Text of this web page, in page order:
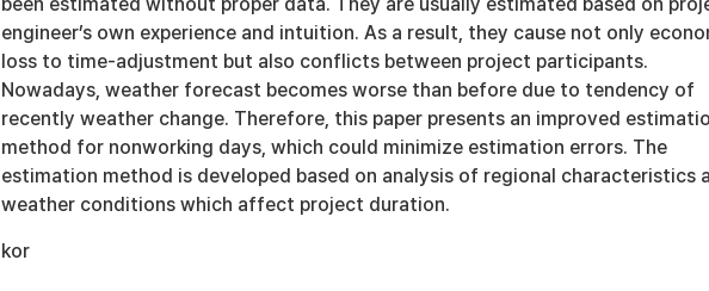
engineer’s own experience and intuition. As a result, they cause not only
loss to time-adjustment but also conflicts between project participants.
Nowadays, weather forecast becomes worse than before due to tendency of
recently weather change. Therefore, this paper presents an improved
method for nonworking days, which could minimize estimation errors. The
estimation method is developed based on analysis of regional characteristics
weather conditions which affect project duration.
kor